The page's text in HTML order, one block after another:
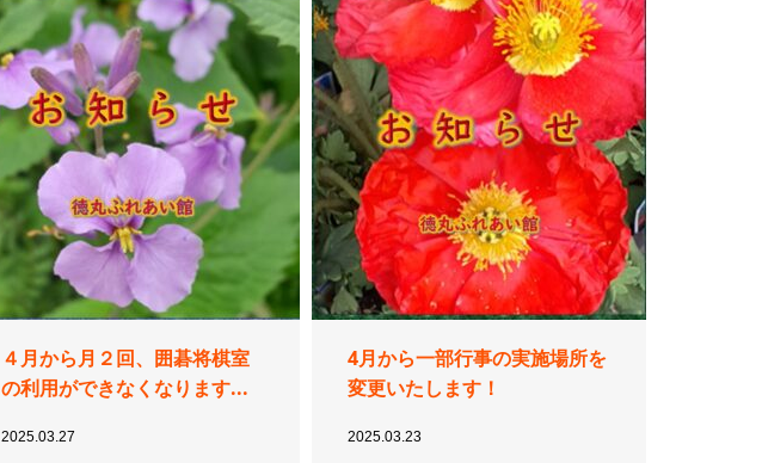
４月から月２回、囲碁将棋室
の利用ができなくなります...
2025.03.27
4月から一部行事の実施場所を
変更いたします！
2025.03.23